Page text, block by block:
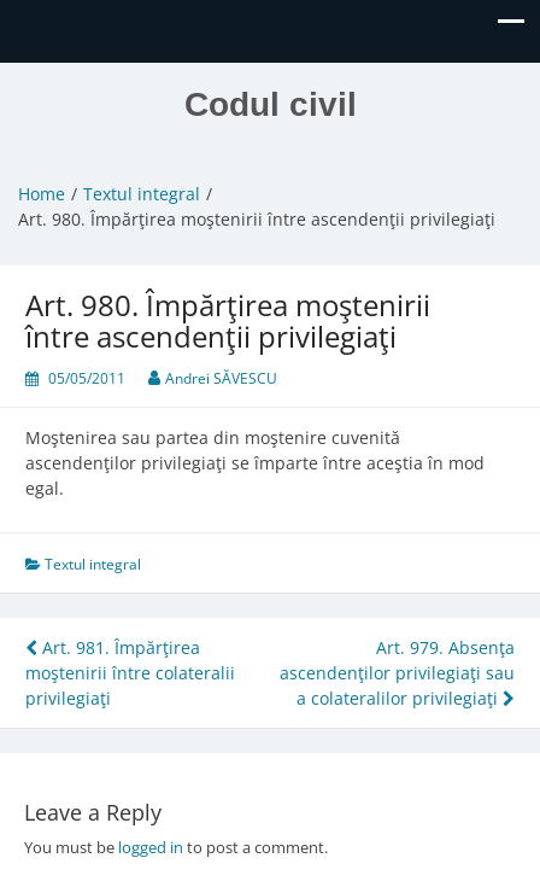
Codul civil
Home
Textul integral
Art. 980. Împărţirea moştenirii între ascendenţii privilegiaţi
Art. 980. Împărţirea moştenirii
între ascendenţii privilegiaţi
05/05/2011 Andrei SĂVESCU
Moştenirea sau partea din moştenire cuvenită
ascendenţilor privilegiaţi se împarte între aceştia în mod
egal.
Textul integral
Post
navigation
Art. 981. Împărţirea
moştenirii între colateralii
privilegiaţi
Art. 979. Absenţa
ascendenţilor privilegiaţi sau
a colateralilor privilegiaţi
Leave a Reply
You must be logged in to post a comment.